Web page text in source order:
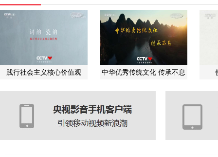
践行社会主义核心价值观 中华优秀传统文化 传承不息